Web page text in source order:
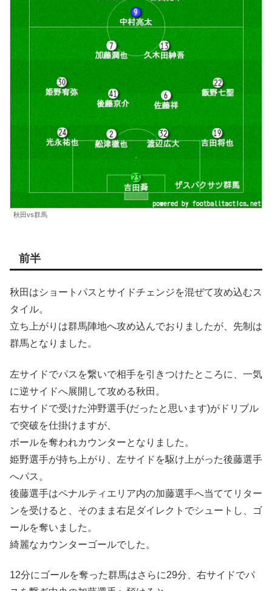
秋田vs群馬
前半
秋田はショートパスとサイドチェンジを混ぜて攻め込むス
タイル。
立ち上がりは群馬陣地へ攻め込んでおりましたが、先制は
群馬となりました。
左サイドでパスを繋いで相手を引きつけたところに、一気
に逆サイドへ展開して攻める秋田。
右サイドで受けた沖野選手(だったと思います)がドリブル
で突破を仕掛けますが、
ボールを奪われカウンターとなりました。
姫野選手が持ち上がり、左サイドを駆け上がった後藤選手
へパス。
後藤選手はペナルティエリア内の加藤選手へ当ててリター
ンを受けると、そのまま右足ダイレクトでシュートし、ゴ
ールを奪いました。
綺麗なカウンターゴールでした。
12分にゴールを奪った群馬はさらに29分、右サイドでパ